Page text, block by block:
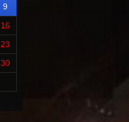
9
16
23
30